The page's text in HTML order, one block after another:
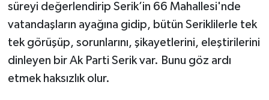
süreyi değerlendirip Serik’in 66 Mahallesi'nde
vatandaşların ayağına gidip, bütün Seriklilerle tek
tek görüşüp, sorunlarını, şikayetlerini, eleştirilerini
dinleyen bir Ak Parti Serik var. Bunu göz ardı
etmek haksızlık olur.